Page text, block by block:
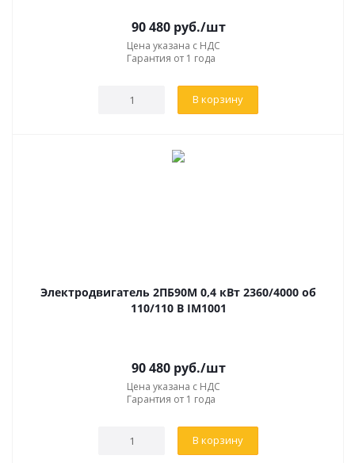
90 480руб./шт
Цена указана с НДС
Гарантия от 1 года
В корзину
Электродвигатель 2ПБ90М 0,4 кВт 2360/4000 об
110/110 В IM1001
90 480руб./шт
Цена указана с НДС
Гарантия от 1 года
В корзину